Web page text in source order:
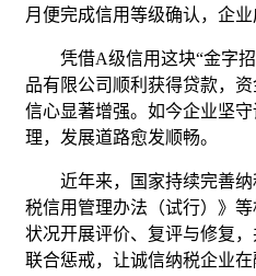
月便完成信用等级确认，企
凭借A级信用这块“金字招
品有限公司顺利获得贷款，
信心显著增强。如今企业坚
理，发展道路愈发顺畅。
近年来，国家持续完善纳
税信用管理办法（试行）》
状况开展评价、复评与修复
联合惩戒，让诚信纳税企业